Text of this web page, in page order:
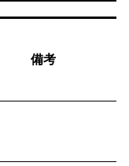
備考